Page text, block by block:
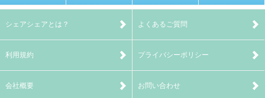
シェアシェアとは？ よくあるご質問
利用規約 プライバシーポリシー
会社概要 お問い合わせ